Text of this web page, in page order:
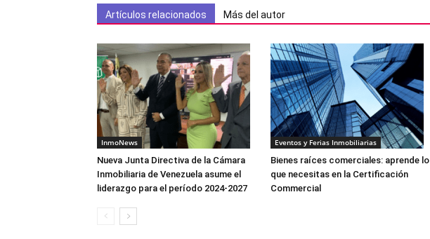
Artículos relacionados Más del autor
InmoNews
Nueva Junta Directiva de la Cámara
Inmobiliaria de Venezuela asume el
liderazgo para el período 2024-2027
Eventos y Ferias Inmobiliarias
Bienes raíces comerciales: aprende lo
que necesitas en la Certificación
Commercial